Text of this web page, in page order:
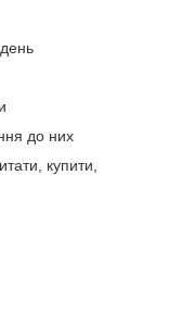
до них
купити,